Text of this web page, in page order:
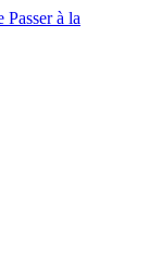
Passer à la